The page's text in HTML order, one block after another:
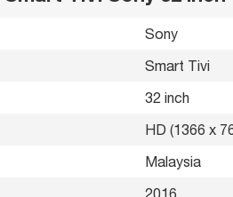
Sony
Smart Tivi
32 inch
HD (1366 x
Malaysia
2016